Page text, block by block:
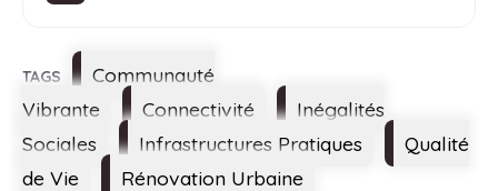
Étiquettes
Communauté
Vibrante
Connectivité
Inégalités
Sociales
Infrastructures Pratiques
Qualité
de Vie
Rénovation Urbaine